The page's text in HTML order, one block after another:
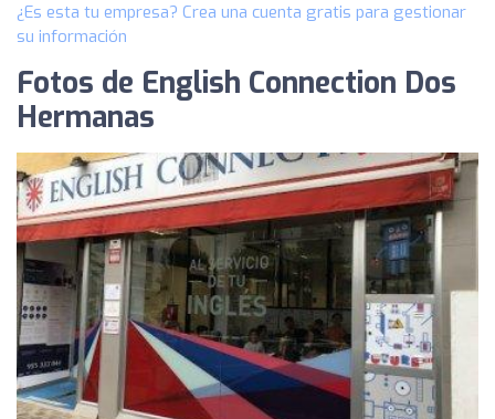
¿Es esta tu empresa? Crea una cuenta gratis para gestionar
su información
Fotos de English Connection Dos
Hermanas